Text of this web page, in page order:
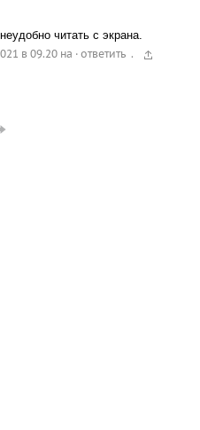
читать с экрана.
в 09.20на · ответить .